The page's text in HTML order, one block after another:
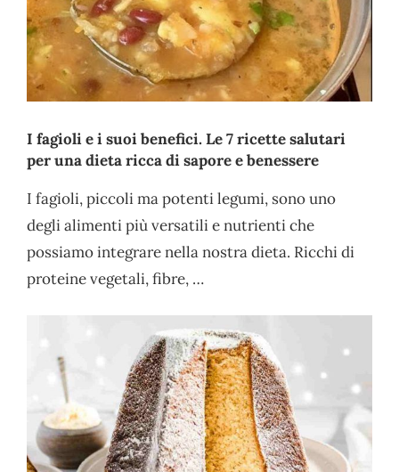
I fagioli e i suoi benefici. Le 7 ricette salutari
per una dieta ricca di sapore e benessere
I fagioli, piccoli ma potenti legumi, sono uno
degli alimenti più versatili e nutrienti che
possiamo integrare nella nostra dieta. Ricchi di
proteine vegetali, fibre, …